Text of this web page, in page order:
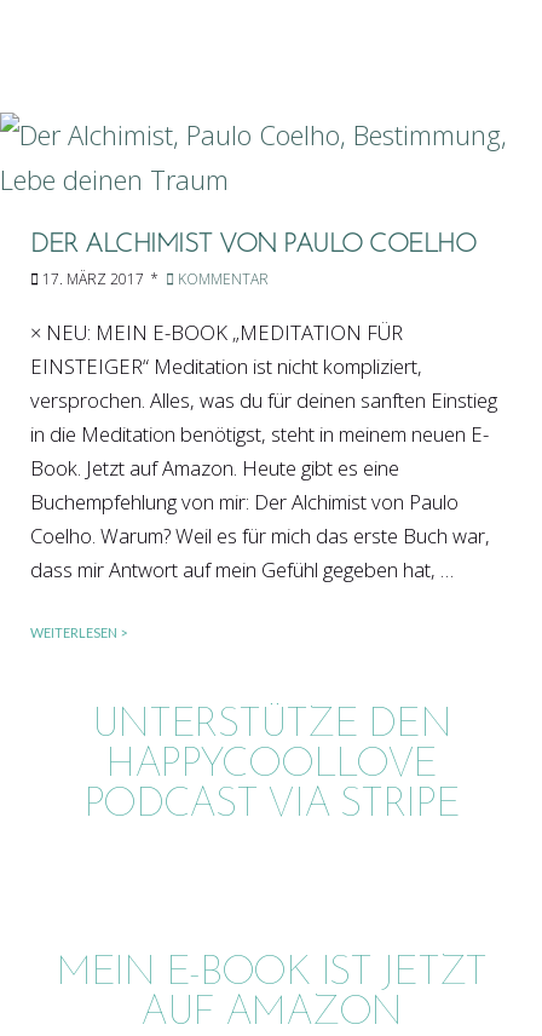
DER ALCHIMIST VON PAULO COELHO
17. MÄRZ 2017 KOMMENTAR
× NEU: MEIN E-BOOK „MEDITATION FÜR
EINSTEIGER“ Meditation ist nicht kompliziert,
versprochen. Alles, was du für deinen sanften Einstieg
in die Meditation benötigst, steht in meinem neuen E-
Book. Jetzt auf Amazon. Heute gibt es eine
Buchempfehlung von mir: Der Alchimist von Paulo
Coelho. Warum? Weil es für mich das erste Buch war,
dass mir Antwort auf mein Gefühl gegeben hat, …
WEITERLESEN >
UNTERSTÜTZE DEN
HAPPYCOOLLOVE
PODCAST VIA STRIPE
MEIN E-BOOK IST JETZT
AUF AMAZON